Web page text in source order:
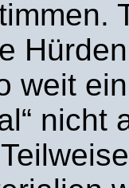
weit
nicht